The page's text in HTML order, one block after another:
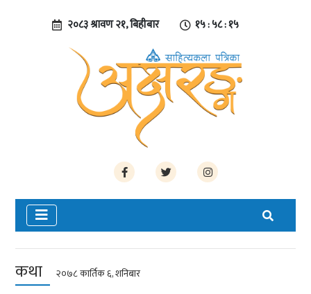
२०८३ श्रावण २१, बिहीबार १५ : ५८ : १६
कथा २०७८ कार्तिक ६, शनिबार